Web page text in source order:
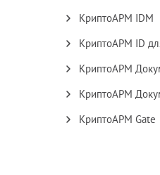
КриптоАРМ IDM
КриптоАРМ ID
КриптоАРМ
КриптоАРМ
КриптоАРМ Gate